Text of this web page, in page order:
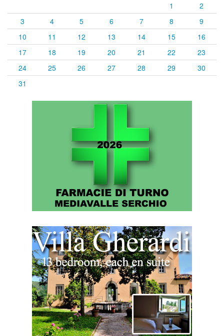
1
2
3
4 5 6 7 8
9
10
11 12 13 14 15
16
17
18 19 20 21 22
23
24
25 26 27 28 29
30
31